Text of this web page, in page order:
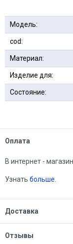
Модель:
сod:
Материал:
Изделие для:
Состояние:
Оплата
В интернет -
Узнать больше.
Доставка
Отзывы